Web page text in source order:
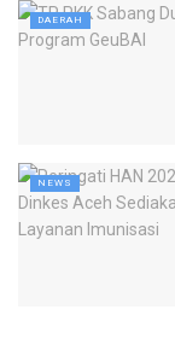
DAERAH
NEWS